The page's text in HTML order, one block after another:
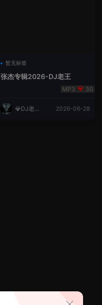
暂无标签
张杰专辑2026-DJ老王
30
💎DJ老王
2026-06-28